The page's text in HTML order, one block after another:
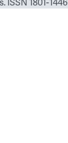
1801-1446